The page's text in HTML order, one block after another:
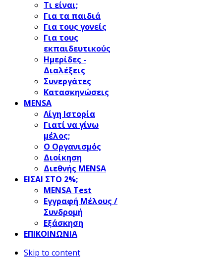
Τι είναι;
Για τα παιδιά
Για τους γονείς
Για τους
εκπαιδευτικούς
Ημερίδες -
Διαλέξεις
Συνεργάτες
Κατασκηνώσεις
MENSA
Λίγη Ιστορία
Γιατί να γίνω
μέλος;
Ο Οργανισμός
Διοίκηση
Διεθνής MENSA
ΕΙΣΑΙ ΣΤΟ 2%;
ΜΕΝSΑ Test
Εγγραφή Μέλους /
Συνδρομή
Εξάσκηση
ΕΠΙΚΟΙΝΩΝΙΑ
Skip to content